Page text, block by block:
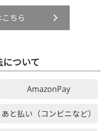
ちら
ついて
AmazonPay
あと払い（コンビニなど）